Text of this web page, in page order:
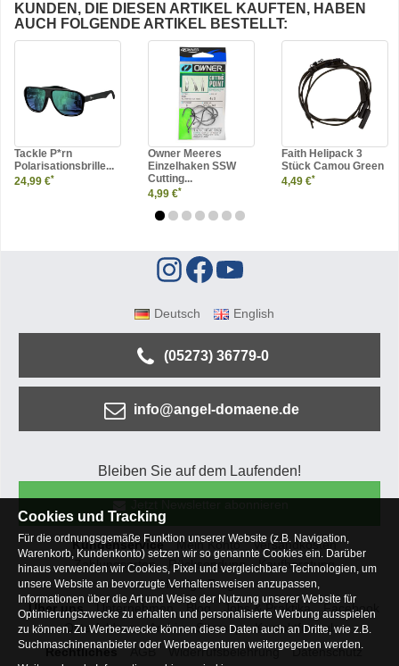
KUNDEN, DIE DIESEN ARTIKEL KAUFTEN, HABEN
AUCH FOLGENDE ARTIKEL BESTELLT:
Tackle P*rn
Polarisationsbrille...
24,99 €*
Owner Meeres
Einzelhaken SSW
Cutting...
4,99 €*
Faith Helipack 3
Stück Camou Green
4,49 €*
Deutsch English
(05273) 36779-0
info@angel-domaene.de
Bleiben Sie auf dem Laufenden!
Kundenservice Mein Konto
Versandkosten
Zahlungsarten
Rücksendung
Kaufberatung
Häufige Fragen
Über uns
Unternehmen Blog Jobs & Praktika
Facebook
Osterfeldsee
Archiv Sitemap
Kontaktformular
Rechtliches
AGB Widerrufsbelehrung
Datenschutz
Cookies und Tracking
Für die ordnungsgemäße Funktion unserer Website (z.B. Navigation,
Warenkorb, Kundenkonto) setzen wir so genannte Cookies ein. Darüber
hinaus verwenden wir Cookies, Pixel und vergleichbare Technologien, um
unsere Website an bevorzugte Verhaltensweisen anzupassen,
Informationen über die Art und Weise der Nutzung unserer Website für
Optimierungszwecke zu erhalten und personalisierte Werbung ausspielen
zu können. Zu Werbezwecke können diese Daten auch an Dritte, wie z.B.
Suchmaschinenanbieter oder Werbeagenturen weitergegeben werden.